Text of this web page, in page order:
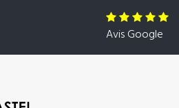
Avis Google